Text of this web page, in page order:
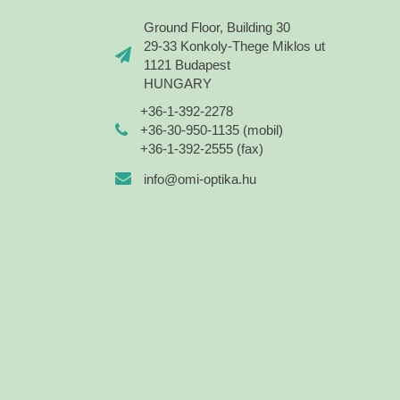
Ground Floor, Building 30
29-33 Konkoly-Thege Miklos ut
1121 Budapest
HUNGARY
+36-1-392-2278
+36-30-950-1135 (mobil)
+36-1-392-2555 (fax)
info@omi-optika.hu